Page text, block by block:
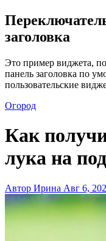
заголовка
Это пример виджета,
панель заголовка по
пользовательские
Огород
Как
лука на
Автор Ирина Авг 6,